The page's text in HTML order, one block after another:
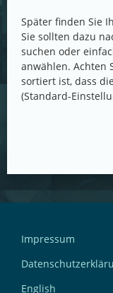
Später finden Sie
Sie sollten dazu
suchen oder
anwählen. Achten
sortiert ist, dass
(Standard-
Impressum
English